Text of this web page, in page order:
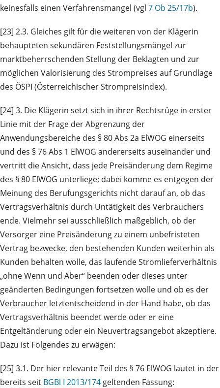
keinesfalls einen Verfahrensmangel (vgl 7 Ob 25/17b).
[23] 2.3. Gleiches gilt für die weiteren von der Klägerin
behaupteten sekundären Feststellungsmängel zur
marktbeherrschenden Stellung der Beklagten und zur
möglichen Valorisierung des Strompreises auf Grundlage
des ÖSPI (Österreichischer Strompreisindex).
[24] 3. Die Klägerin setzt sich in ihrer Rechtsrüge in erster
Linie mit der Frage der Abgrenzung der
Anwendungsbereiche des § 80 Abs 2a ElWOG einerseits
und des § 76 Abs 1 ElWOG andererseits auseinander und
vertritt die Ansicht, dass jede Preisänderung dem Regime
des § 80 ElWOG unterliege; dabei komme es entgegen der
Meinung des Berufungsgerichts nicht darauf an, ob das
Vertragsverhältnis durch Untätigkeit des Verbrauchers
ende. Vielmehr sei ausschließlich maßgeblich, ob der
Versorger eine Preisänderung zu einem unbefristeten
Vertrag bezwecke, den bestehenden Kunden weiterhin als
Kunden behalten wolle, das laufende Stromlieferverhältnis
„ohne Wenn und Aber“ beenden oder dieses unter
geänderten Bedingungen fortsetzen wolle und ob es der
Verbraucher letztentscheidend in der Hand habe, ob das
Vertragsverhältnis beendet werde oder er eine
Entgeltänderung oder ein Neuvertragsangebot akzeptiere.
Dazu ist Folgendes zu erwägen:
[25] 3.1. Der hier relevante Teil des § 76 ElWOG lautet in der
bereits seit BGBl I 2013/174 geltenden Fassung: